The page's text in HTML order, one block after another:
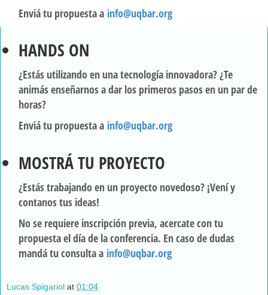
Enviá tu propuesta a info@uqbar.org
HANDS ON
¿Estás utilizando en una tecnología innovadora? ¿Te
animás enseñarnos a dar los primeros pasos en un par de
horas?
Enviá tu propuesta a info@uqbar.org
MOSTRÁ TU PROYECTO
¿Estás trabajando en un proyecto novedoso? ¡Vení y
contanos tus ideas!
No se requiere inscripción previa, acercate con tu
propuesta el día de la conferencia. En caso de dudas
mandá tu consulta a info@uqbar.org
Lucas Spigariol at 01:04